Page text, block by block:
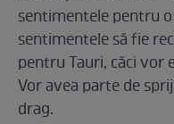
sentimentele pentru
sentimentele să fie
pentru Tauri, căci vor
Vor avea parte de
drag.